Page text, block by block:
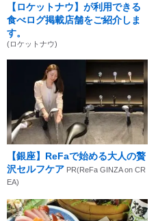
【ロケットナウ】が利用できる
食べログ掲載店舗をご紹介しま
す。
(ロケットナウ)
【銀座】ReFaで始める大人の贅
沢セルフケア PR(ReFa GINZA on CR
EA)